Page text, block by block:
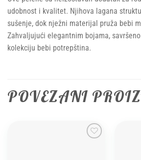
udobnost i kvalitet. Njihova lagana
sušenje, dok nježni materijal pruža bebi
Zahvaljujući elegantnim bojama,
kolekciju bebi potrepština.
POVEZANI